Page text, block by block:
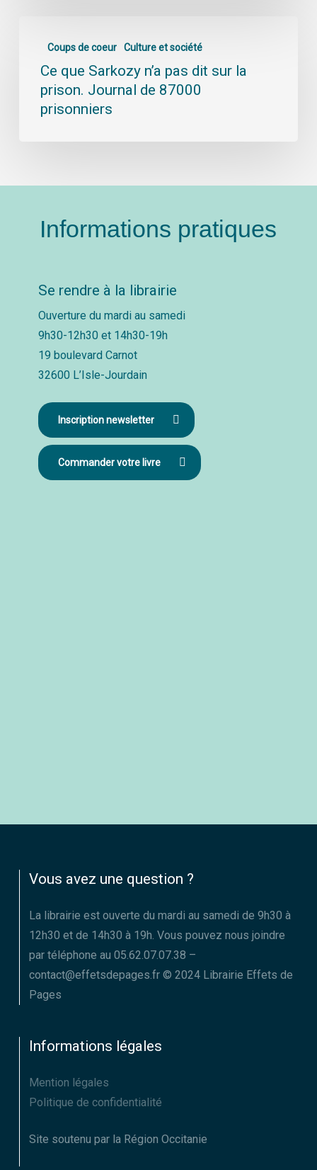
Coups de coeur Culture et société
Ce que Sarkozy n’a pas dit sur la
prison. Journal de 87000
prisonniers
Informations pratiques
Se rendre à la librairie
Ouverture du mardi au samedi
9h30-12h30 et 14h30-19h
19 boulevard Carnot
32600 L’Isle-Jourdain
Inscription newsletter
Commander votre livre
Vous avez une question ?
La librairie est ouverte du mardi au samedi de 9h30 à
12h30 et de 14h30 à 19h. Vous pouvez nous joindre
par téléphone au 05.62.07.07.38 –
contact@effetsdepages.fr © 2024 Librairie Effets de
Pages
Informations légales
Mention légales
Politique de confidentialité
Site soutenu par la Région Occitanie